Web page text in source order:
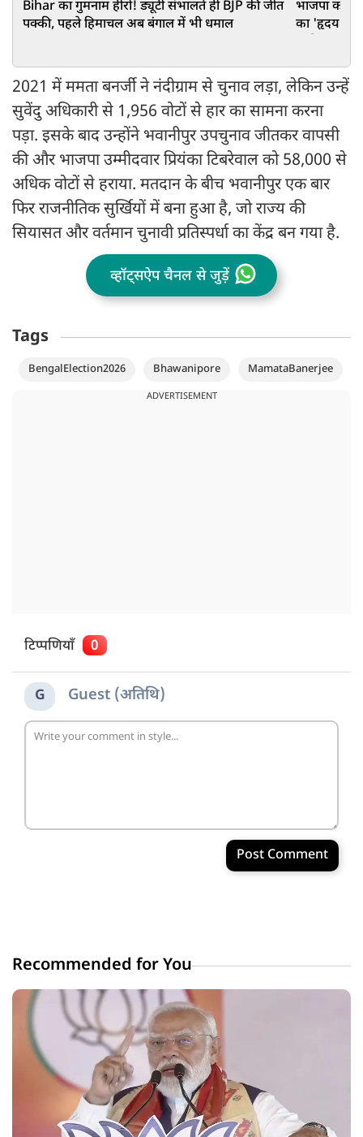
Bihar का गुमनाम हीरो! ड्यूटी संभालते ही BJP की जीत
पक्की, पहले हिमाचल अब बंगाल में भी धमाल
भाजपा का
का 'हृदय
2021 में ममता बनर्जी ने नंदीग्राम से चुनाव लड़ा, लेकिन उन्हें
सुवेंदु अधिकारी से 1,956 वोटों से हार का सामना करना
पड़ा. इसके बाद उन्होंने भवानीपुर उपचुनाव जीतकर वापसी
की और भाजपा उम्मीदवार प्रियंका टिबरेवाल को 58,000 से
अधिक वोटों से हराया. मतदान के बीच भवानीपुर एक बार
फिर राजनीतिक सुर्खियों में बना हुआ है, जो राज्य की
सियासत और वर्तमान चुनावी प्रतिस्पर्धा का केंद्र बन गया है.
व्हॉट्सऐप चैनल से जुड़ें
Tags
BengalElection2026 Bhawanipore MamataBanerjee
ADVERTISEMENT
टिप्पणियाँ 0
G Guest (अतिथि)
Post Comment
Recommended for You